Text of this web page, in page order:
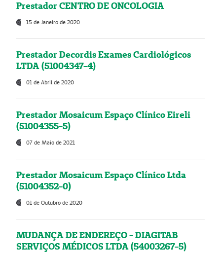
Prestador CENTRO DE ONCOLOGIA
15 de Janeiro de 2020
Prestador Decordis Exames Cardiológicos
LTDA (51004347-4)
01 de Abril de 2020
Prestador Mosaicum Espaço Clínico Eireli
(51004355-5)
07 de Maio de 2021
Prestador Mosaicum Espaço Clínico Ltda
(51004352-0)
01 de Outubro de 2020
MUDANÇA DE ENDEREÇO - DIAGITAB
SERVIÇOS MÉDICOS LTDA (54003267-5)